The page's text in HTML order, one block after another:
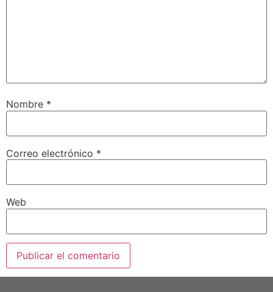
Nombre *
Correo electrónico *
Web